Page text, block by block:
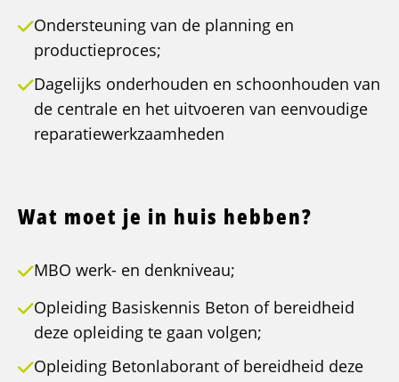
Ondersteuning van de planning en
productieproces;
Dagelijks onderhouden en schoonhouden van
de centrale en het uitvoeren van eenvoudige
reparatiewerkzaamheden
Wat moet je in huis hebben?
MBO werk- en denkniveau;
Opleiding Basiskennis Beton of bereidheid
deze opleiding te gaan volgen;
Opleiding Betonlaborant of bereidheid deze